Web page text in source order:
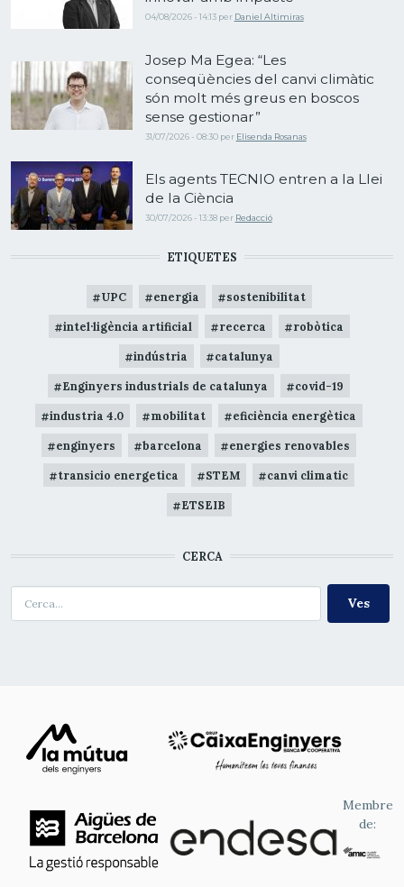
04/08/2026 - 14:13 per Daniel Altimiras
Josep Ma Egea: “Les
conseqüències del canvi climàtic
són molt més greus en boscos
sense gestionar”
31/07/2026 - 08:30 per Elisenda Rosanas
Els agents TECNIO entren a la Llei
de la Ciència
30/07/2026 - 13:38 per Redacció
ETIQUETES
UPC energia sostenibilitat
intel·ligència artificial recerca robòtica
indústria catalunya
Enginyers industrials de catalunya covid-19
industria 4.0 mobilitat eficiència energètica
enginyers barcelona energies renovables
transicio energetica STEM canvi climatic
ETSEIB
CERCA
Membre
de: